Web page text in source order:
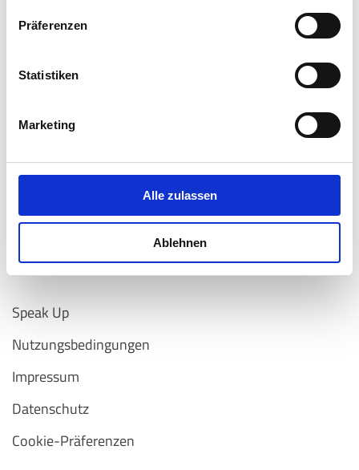
Präferenzen
Statistiken
Marketing
Alle zulassen
Ablehnen
Partner-Login
Air-Cond International GmbH
A Carrier Company ©️ 2026Carrier
Speak Up
Nutzungsbedingungen
Impressum
Datenschutz
Cookie-Präferenzen